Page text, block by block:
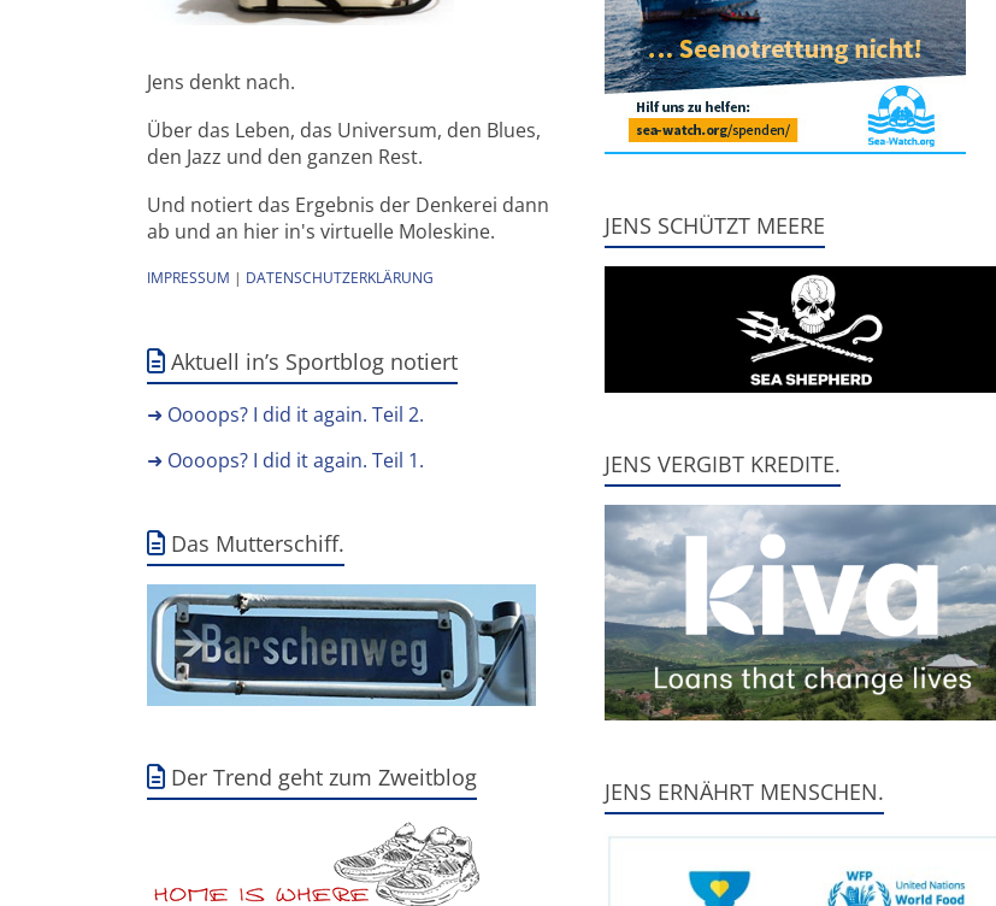
Jens denkt nach.
Über das Leben, das Universum, den Blues,
den Jazz und den ganzen Rest.
Und notiert das Ergebnis der Denkerei dann
ab und an hier in's virtuelle Moleskine.
IMPRESSUM | DATENSCHUTZERKLÄRUNG
Aktuell in’s Sportblog notiert
➜ Oooops? I did it again. Teil 2.
➜ Oooops? I did it again. Teil 1.
Das Mutterschiff.
Der Trend geht zum Zweitblog
JENS SCHÜTZT MEERE
JENS VERGIBT KREDITE.
JENS ERNÄHRT MENSCHEN.